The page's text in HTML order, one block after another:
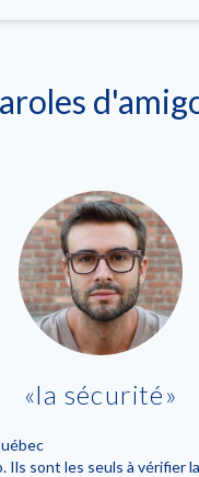
la sécurité
Ils sont les seuls à vérifier